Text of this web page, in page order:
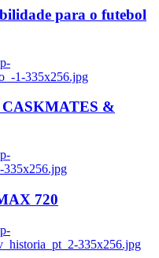
para o futebol
1-335x256.jpg
&
335x256.jpg
720
335x256.jpg